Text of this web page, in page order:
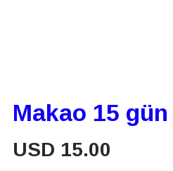
Makao 15
USD 15.00